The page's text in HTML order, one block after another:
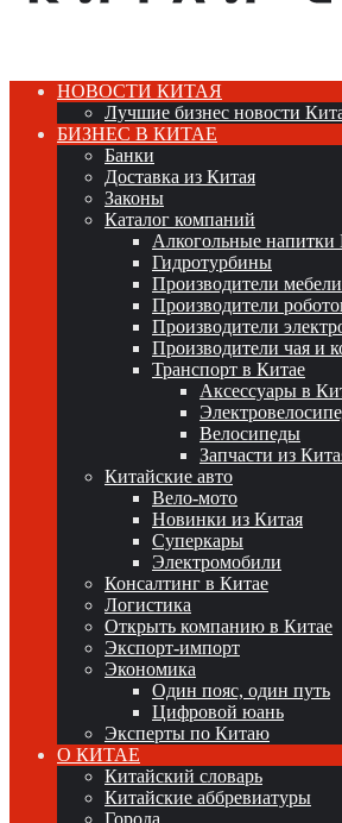
НОВОСТИ КИТАЯ
Лучшие бизнес новости
БИЗНЕС В КИТАЕ
Банки
Доставка из Китая
Законы
Каталог компаний
Алкогольные напитки
Гидротурбины
Производители
Производители
Производители
Производители чая и
Транспорт в Китае
Аксессуары в
Велосипеды
Запчасти из
Китайские авто
Вело-мото
Новинки из Китая
Суперкары
Электромобили
Консалтинг в Китае
Логистика
Открыть компанию в Китае
Экспорт-импорт
Экономика
Один пояс, один путь
Цифровой юань
Эксперты по Китаю
О КИТАЕ
Китайский словарь
Китайские аббревиатуры
Города